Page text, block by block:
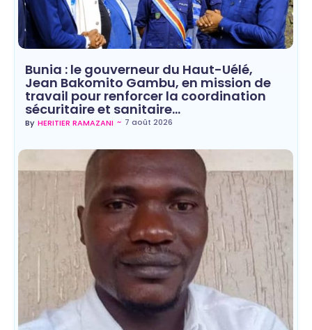
Bunia : le gouverneur du Haut-Uélé,
Jean Bakomito Gambu, en mission de
travail pour renforcer la coordination
sécuritaire et sanitaire…
By HERITIER RAMAZANI ~ 7 août 2026